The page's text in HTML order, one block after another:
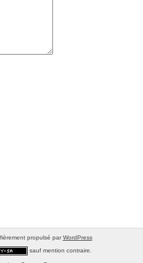
propulsé parWordPress
sauf mention contraire.